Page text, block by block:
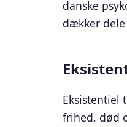
danske
dækker
Eksistentiel
frihed, død